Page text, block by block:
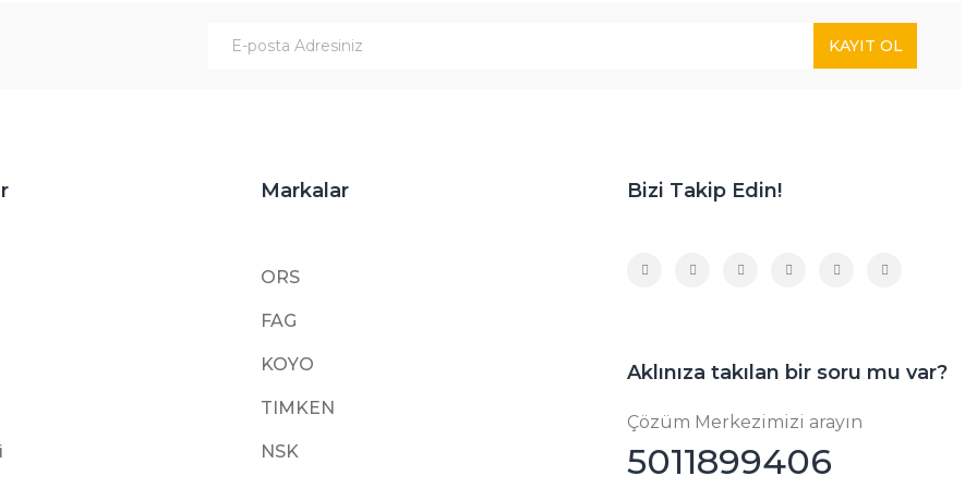
KAYIT OL
Markalar
ORS
FAG
KOYO
TIMKEN
NSK
Bizi Takip Edin!
Aklınıza takılan bir soru mu var?
Çözüm Merkezimizi arayın
5011899406